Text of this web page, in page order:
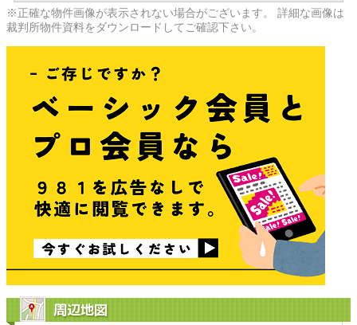
※正確な物件画像が表示されない場合がございます。 詳細な画像は
裁判所物件資料をダウンロードしてご確認下さい。
周辺地図